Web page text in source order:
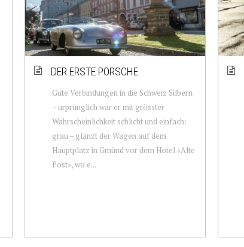
DER ERSTE PORSCHE
Gute Verbindungen in die Schweiz Silbern
– urprünglich war er mit grösster
Wahrscheinlichkeit schlicht und einfach:
grau – glänzt der Wagen auf dem
Hauptplatz in Gmünd vor dem Hotel «Alte
Post», wo e...